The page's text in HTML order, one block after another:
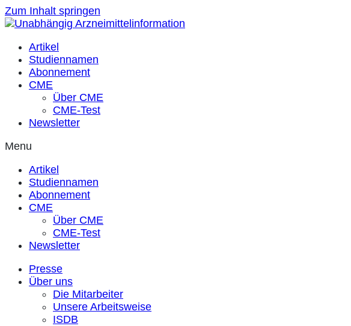
Zum Inhalt springen
Artikel
Studiennamen
Abonnement
CME
Über CME
CME-Test
Newsletter
Menu
Artikel
Studiennamen
Abonnement
CME
Über CME
CME-Test
Newsletter
Presse
Über uns
Die Mitarbeiter
Unsere Arbeitsweise
ISDB